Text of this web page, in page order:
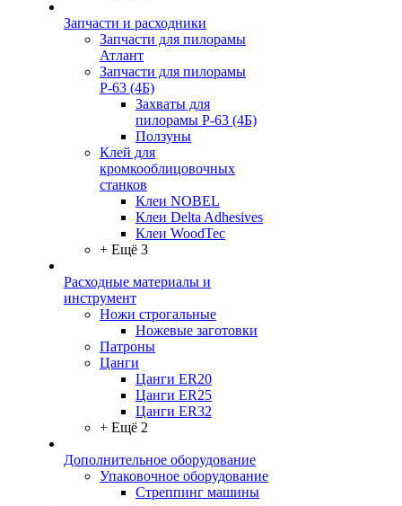
Запчасти и расходники
Запчасти для пилорамы
Атлант
Запчасти для пилорамы
Р-63 (4Б)
Захваты для
пилорамы Р-63 (4Б)
Ползуны
Клей для
кромкооблицовочных
станков
Клеи NOBEL
Клеи Delta Adhesives
Клеи WoodTec
+ Ещё 3
Расходные материалы и
инструмент
Ножи строгальные
Ножевые заготовки
Патроны
Цанги
Цанги ER20
Цанги ER25
Цанги ER32
+ Ещё 2
Дополнительное оборудование
Упаковочное оборудование
Стреппинг машины